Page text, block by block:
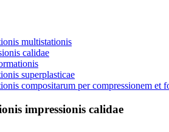
multistationis
calidae
superplasticae
compositarum per compressionem et
impressionis calidae